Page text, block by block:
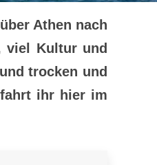
Athen nach
viel Kultur und
trocken und
ihr hier im